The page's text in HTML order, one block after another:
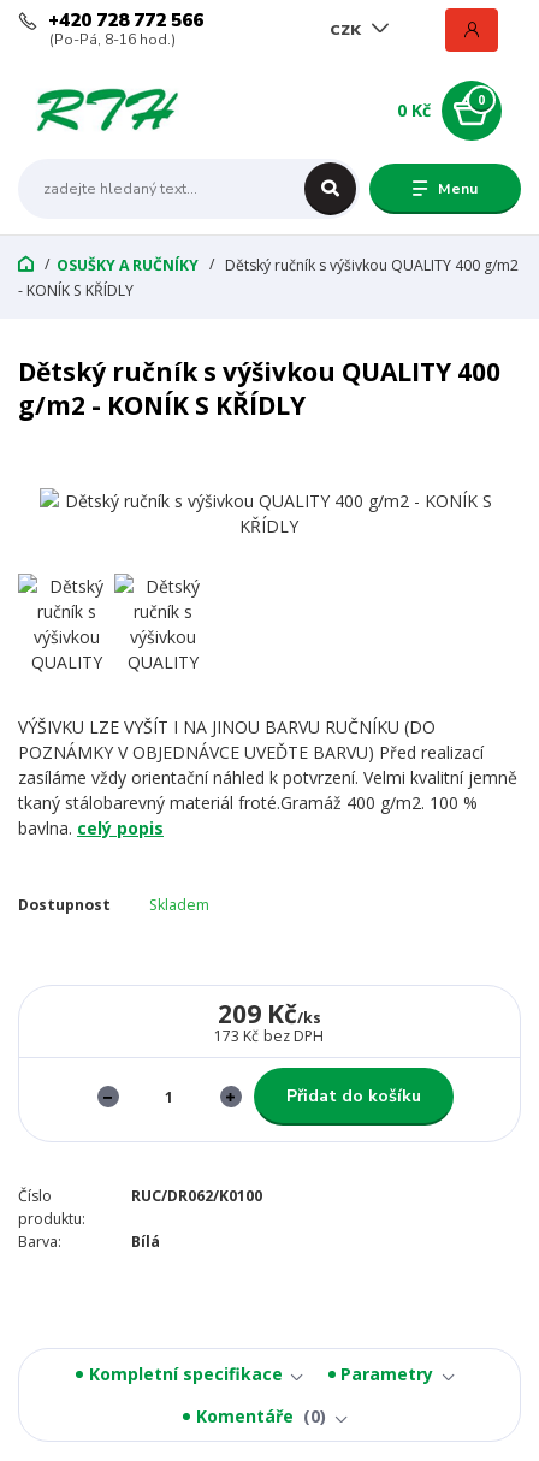
Menu
CZK
+420 728 772 566
(Po-Pá, 8-16 hod.)
0
0 Kč
OSUŠKY A RUČNÍKY
Dětský ručník s výšivkou QUALITY 400 g/m2
- KONÍK S KŘÍDLY
Dětský ručník s výšivkou QUALITY 400
g/m2 - KONÍK S KŘÍDLY
VÝŠIVKU LZE VYŠÍT I NA JINOU BARVU RUČNÍKU (DO
POZNÁMKY V OBJEDNÁVCE UVEĎTE BARVU) Před realizací
zasíláme vždy orientační náhled k potvrzení. Velmi kvalitní jemně
tkaný stálobarevný materiál froté.Gramáž 400 g/m2. 100 %
bavlna. celý popis
Dostupnost Skladem
209 Kč/ks
173 Kč bez DPH
Přidat do košíku
Číslo
produktu:
RUC/DR062/K0100
Barva: Bílá
Kompletní specifikace
Parametry
Komentáře
0